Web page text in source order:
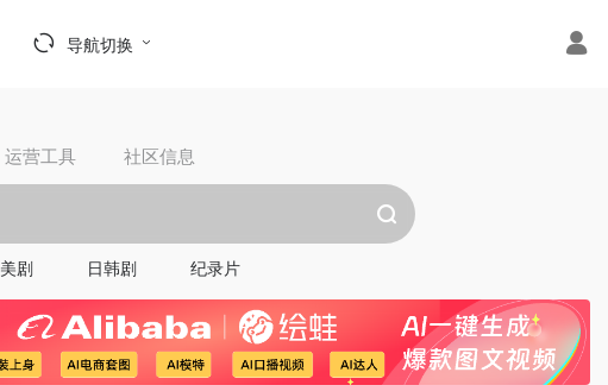
导航切换
运营工具 社区信息
美剧 日韩剧 纪录片